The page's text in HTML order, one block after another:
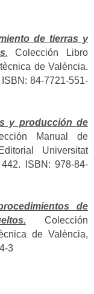
de tierras y
. Colección Libro
de València.
84-7721-551-
y producción de
Manual de
Universitat
ISBN: 978-84-
de
Colección
de València,
3